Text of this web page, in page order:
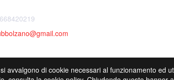
avvalgono di cookie necessari al funzionamento